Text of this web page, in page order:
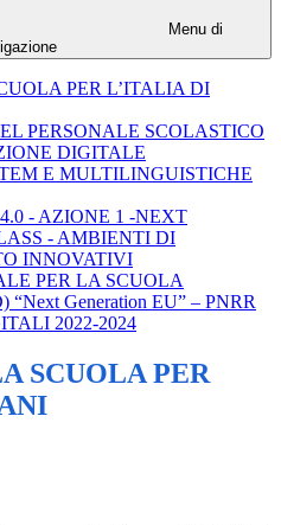
Menu di
PER L’ITALIA DI
PERSONALE SCOLASTICO
DIGITALE
E MULTILINGUISTICHE
- AZIONE 1 -NEXT
- AMBIENTI DI
INNOVATIVI
PER LA SCUOLA
Generation EU” – PNRR
2022-2024
SCUOLA PER